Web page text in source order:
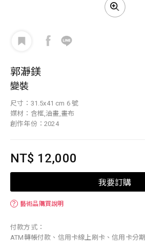
郭瀞鎂
變裝
尺寸：31.5x41 cm 6 號
媒材：含框,油畫,畫布
創作年份：2024
NT$ 12,000
我要訂購
？ 藝術品購買說明
付款方式：
ATM轉帳付款、信用卡線上刷卡、信用卡分期